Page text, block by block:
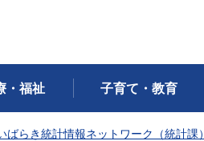
・福祉 子育て・教育
ばらき統計情報ネットワーク（統計課）